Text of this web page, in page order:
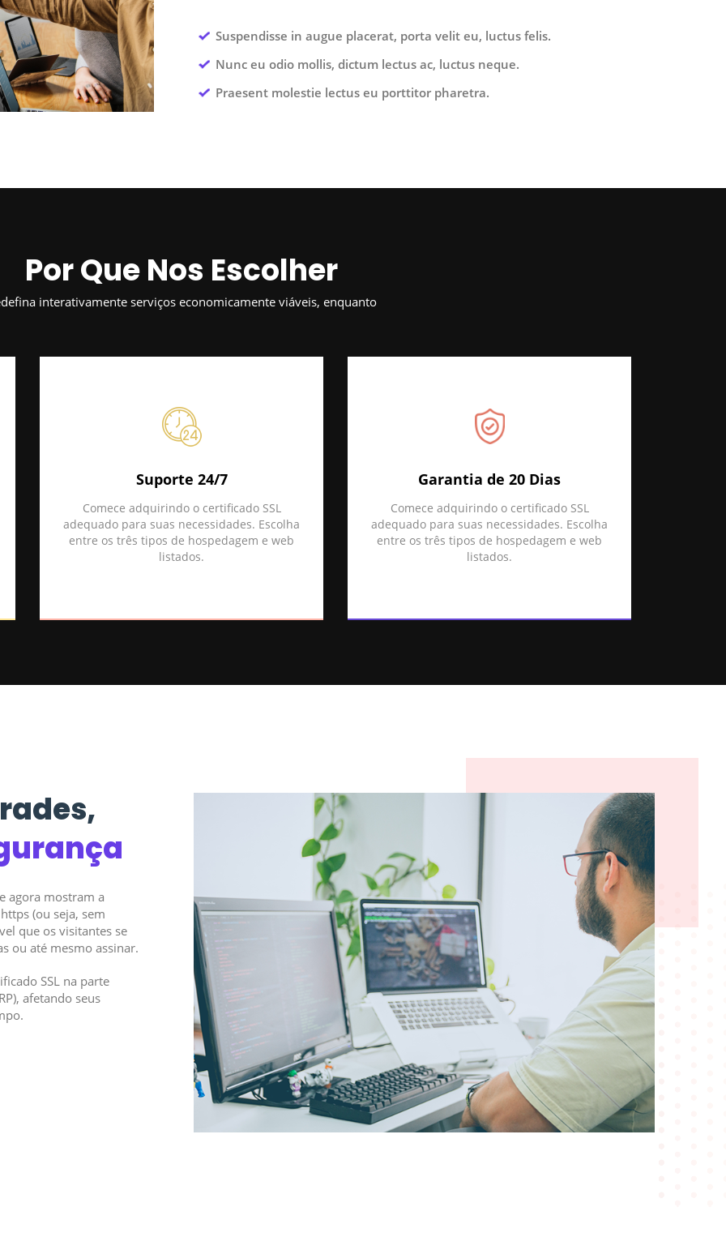
Suspendisse in augue placerat, porta velit eu, luctus felis.
Nunc eu odio mollis, dictum lectus ac, luctus neque.
Praesent molestie lectus eu porttitor pharetra.
Por Que Nos Escolher
interativamente serviços economicamente viáveis, enquanto
Suporte 24/7
Comece adquirindo o certificado SSL
adequado para suas necessidades. Escolha
entre os três tipos de hospedagem e web
listados.
Garantia de 20 Dias
Comece adquirindo o certificado SSL
adequado para suas necessidades. Escolha
entre os três tipos de hospedagem e web
listados.
agora mostram a
(ou seja, sem
que os visitantes se
ou até mesmo assinar.
SSL na parte
afetando seus